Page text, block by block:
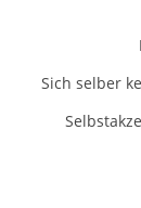
Sich selber